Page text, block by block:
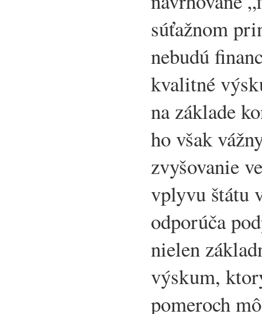
súťažnom
nebudú
kvalitné
na základe
ho však
zvyšovanie
vplyvu štátu
odporúča
nielen
výskum,
pomeroch